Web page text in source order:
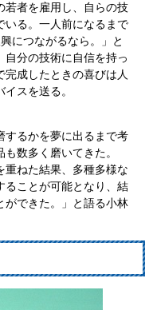
若者を雇用し、自らの技
いる。一人前になるまで
につながるなら。」と
自分の技術に自信を持っ
成したときの喜びは人
スを送る。
するかを夢に出るまで考
数多く磨いてきた。
重ねた結果、多種多様な
ることが可能となり、結
ができた。」と語る小林